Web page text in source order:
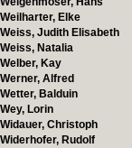
Weilharter, Elke
Weiss, Judith Elisabeth
Weiss, Natalia
Welber, Kay
Werner, Alfred
Wetter, Balduin
Wey, Lorin
Widauer, Christoph
Widerhofer, Rudolf